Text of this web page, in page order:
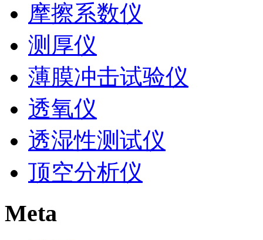
摩擦系数仪
测厚仪
薄膜冲击试验仪
透氧仪
透湿性测试仪
顶空分析仪
Meta